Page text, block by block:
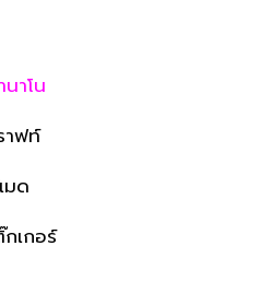
าโน
าฟท์
มด
เกอร์